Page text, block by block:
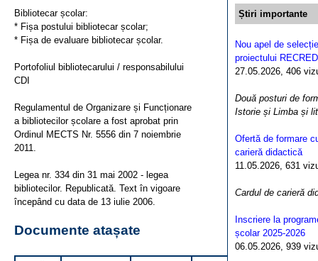
Știri importante
Nou apel de
proiectului RECRED
27.05.2026, 406
Două posturi de
Istorie și Limba și
Ofertă de formare
carieră didactică
11.05.2026, 631
Cardul de carieră
Inscriere la
școlar 2025-2026
06.05.2026, 939
Bibliotecar școlar:
* Fișa postului bibliotecar școlar;
* Fișa de evaluare bibliotecar școlar.
Portofoliul bibliotecarului / responsabilului
CDI
Regulamentul de Organizare și Funcționare
a bibliotecilor școlare a fost aprobat prin
Ordinul MECTS Nr. 5556 din 7 noiembrie
2011.
Legea nr. 334 din 31 mai 2002 - legea
bibliotecilor. Republicată. Text în vigoare
începând cu data de 13 iulie 2006.
Documente atașate